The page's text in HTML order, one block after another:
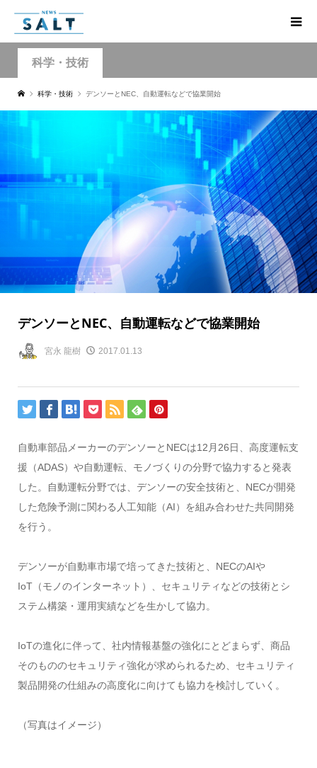
科学・技術
科学・技術 デンソーとNEC、自動運転などで協業開始
デンソーとNEC、自動運転などで協業開始
宮永 龍樹 2017.01.13
自動車部品メーカーのデンソーとNECは12月26日、高度運転支
援（ADAS）や自動運転、モノづくりの分野で協力すると発表
した。自動運転分野では、デンソーの安全技術と、NECが開発
した危険予測に関わる人工知能（AI）を組み合わせた共同開発
を行う。
デンソーが自動車市場で培ってきた技術と、NECのAIや
IoT（モノのインターネット）、セキュリティなどの技術とシ
ステム構築・運用実績などを生かして協力。
IoTの進化に伴って、社内情報基盤の強化にとどまらず、商品
そのもののセキュリティ強化が求められるため、セキュリティ
製品開発の仕組みの高度化に向けても協力を検討していく。
（写真はイメージ）